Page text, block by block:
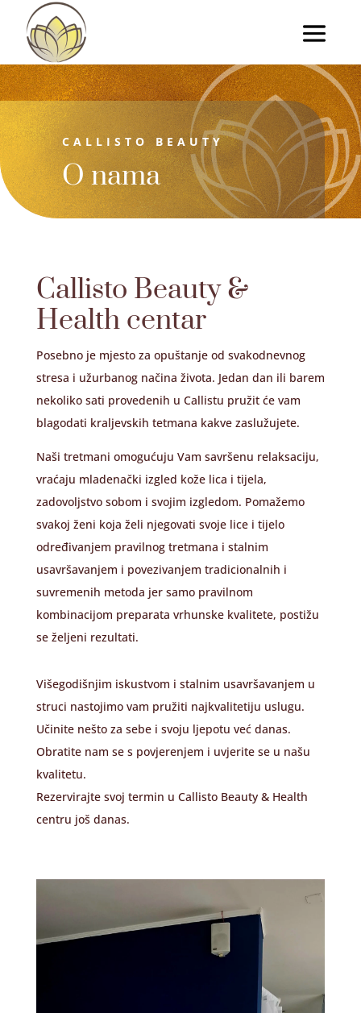
CALLISTO BEAUTY
O nama
Callisto Beauty &
Health centar
Posebno je mjesto za opuštanje od svakodnevnog
stresa i užurbanog načina života. Jedan dan ili barem
nekoliko sati provedenih u Callistu pružit će vam
blagodati kraljevskih tetmana kakve zaslužujete.
Naši tretmani omogućuju Vam savršenu relaksaciju,
vraćaju mladenački izgled kože lica i tijela,
zadovoljstvo sobom i svojim izgledom. Pomažemo
svakoj ženi koja želi njegovati svoje lice i tijelo
određivanjem pravilnog tretmana i stalnim
usavršavanjem i povezivanjem tradicionalnih i
suvremenih metoda jer samo pravilnom
kombinacijom preparata vrhunske kvalitete, postižu
se željeni rezultati.
Višegodišnjim iskustvom i stalnim usavršavanjem u
struci nastojimo vam pružiti najkvalitetiju uslugu.
Učinite nešto za sebe i svoju ljepotu već danas.
Obratite nam se s povjerenjem i uvjerite se u našu
kvalitetu.
Rezervirajte svoj termin u Callisto Beauty & Health
centru još danas.